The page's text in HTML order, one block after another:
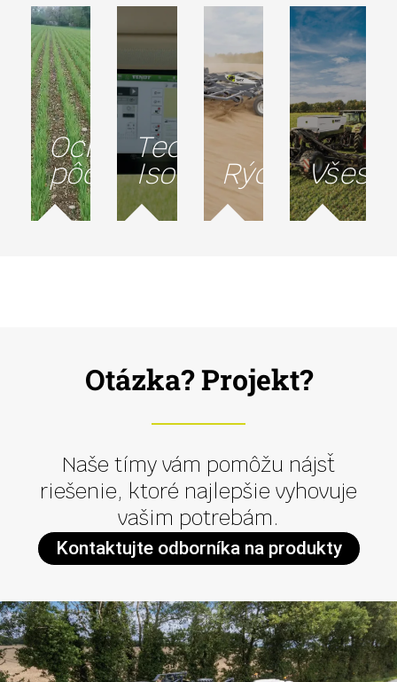
Ochrana
pôdy
Technológia
IsobusRýchlosť
Otázka? Projekt?
Naše tímy vám pomôžu nájsť
riešenie, ktoré najlepšie vyhovuje
vašim potrebám.
Kontaktujte odborníka na produkty